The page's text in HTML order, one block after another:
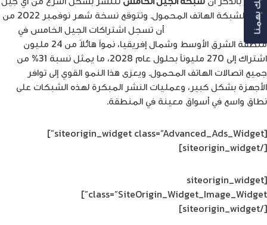
سابق لشبكة الهاتف المحمول. وتتوقع نسخة شهر نوفمبر 2022 من
تقرير التنقل من إريكسون
أن تسجل اشتراكات الجيل الخامس في
منطقة الشرق الأوسط وشمال إفريقيا، نمواً هائلاً من 24 مليون
اشتراك إلى 270 مليوناً بحلول عام 2028، ما يمثل نسبة 31% من
جميع اتصالات الهاتف المحمول. ويعزى هذا النمو القوي إلى توافر
الأجهزة بشكل كبير، وعمليات النشر المبكرة لهذه الشبكات على
نطاق واسع في أسواق معينة في المنطقة.
[siteorigin_widget class=”Advanced_Ads_Widget”]
[/siteorigin_widget]
[siteorigin_widget
class=”SiteOrigin_Widget_Image_Widget”]
[/siteorigin_widget]
رأيك بهمنا